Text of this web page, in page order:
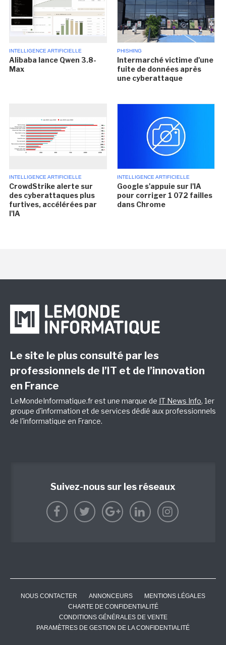
INTELLIGENCE ARTIFICIELLE
Alibaba lance Qwen 3.8-
Max
PHISHING
Intermarché victime d'une
fuite de données après
une cyberattaque
INTELLIGENCE ARTIFICIELLE
CrowdStrike alerte sur
des cyberattaques plus
furtives, accélérées par
l'IA
INTELLIGENCE ARTIFICIELLE
Google s'appuie sur l'IA
pour corriger 1 072 failles
dans Chrome
Le site le plus consulté par les
professionnels de l’IT et de l’innovation
en France
LeMondeInformatique.fr est une marque de IT News Info, 1er
groupe d'information et de services dédié aux professionnels
de l'informatique en France.
Suivez-nous sur les réseaux
NOUS CONTACTER ANNONCEURS
MENTIONS LÉGALES
CHARTE DE CONFIDENTIALITÉ
CONDITIONS GÉNÉRALES DE VENTE
PARAMÈTRES DE GESTION DE LA CONFIDENTIALITÉ